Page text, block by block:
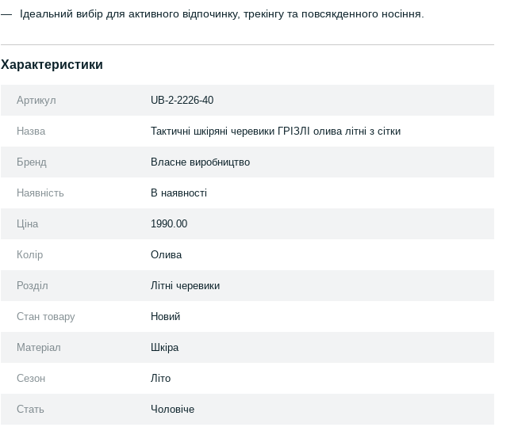
Ідеальний вибір для активного відпочинку, трекінгу та повсякденного носіння.
Характеристики
Артикул UB-2-2226-40
Назва Тактичні шкіряні черевики ГРІЗЛІ олива літні з сітки
Бренд Власне виробництво
Наявність В наявності
Ціна 1990.00
Колір Олива
Розділ Літні черевики
Стан товару Новий
Матеріал Шкіра
Сезон Літо
Стать Чоловіче